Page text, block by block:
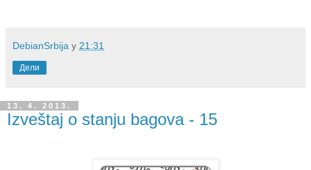
DebianSrbija у 21:31
Дели
13. 4. 2013.
Izveštaj o stanju bagova - 15